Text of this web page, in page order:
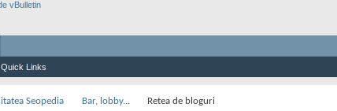
Quick Links
Seopedia Bar, lobby... Retea de bloguri